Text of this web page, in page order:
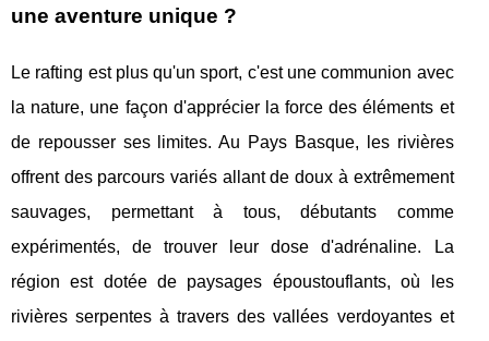
une aventure unique ?
Le rafting est plus qu'un sport, c'est une communion avec
la nature, une façon d'apprécier la force des éléments et
de repousser ses limites. Au Pays Basque, les rivières
offrent des parcours variés allant de doux à extrêmement
sauvages, permettant à tous, débutants comme
expérimentés, de trouver leur dose d'adrénaline. La
région est dotée de paysages époustouflants, où les
rivières serpentes à travers des vallées verdoyantes et